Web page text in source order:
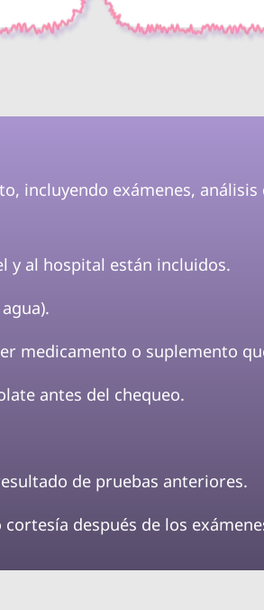
incluyendo exámenes, análisis
y al hospital están incluidos.
medicamento o suplemento
antes del chequeo.
de pruebas anteriores.
después de los